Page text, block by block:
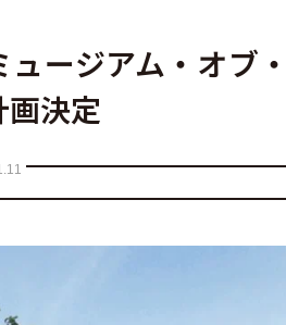
ュージアム・オブ
画決定